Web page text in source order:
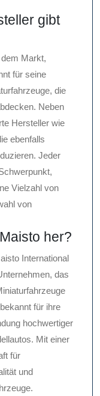
gibt
Markt,
für seine
die
Neben
Hersteller wie
ebenfalls
Jeder
Vielzahl von
von
her?
International
das
für ihre
hochwertiger
Mit einer
für
und